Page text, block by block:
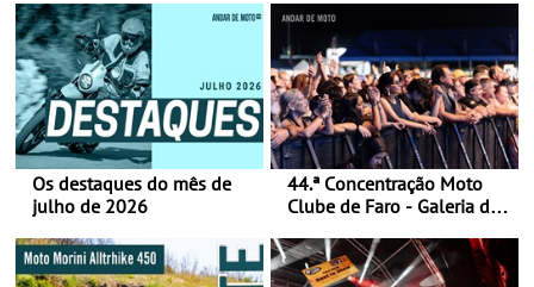
Os destaques do mês de
julho de 2026
44.ª Concentração Moto
Clube de Faro - Galeria de